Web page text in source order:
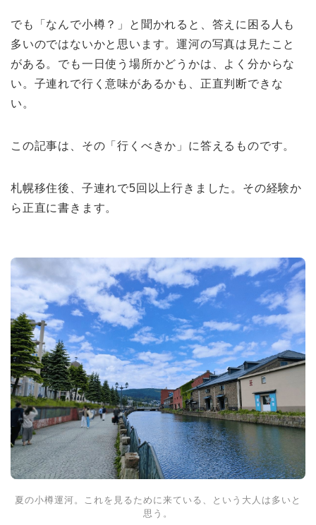
でも「なんで小樽？」と聞かれると、答えに困る人も
多いのではないかと思います。運河の写真は見たこと
がある。でも一日使う場所かどうかは、よく分からな
い。子連れで行く意味があるかも、正直判断できな
い。
この記事は、その「行くべきか」に答えるものです。
札幌移住後、子連れで5回以上行きました。その経験か
ら正直に書きます。
夏の小樽運河。これを見るために来ている、という大人は多いと
思う。